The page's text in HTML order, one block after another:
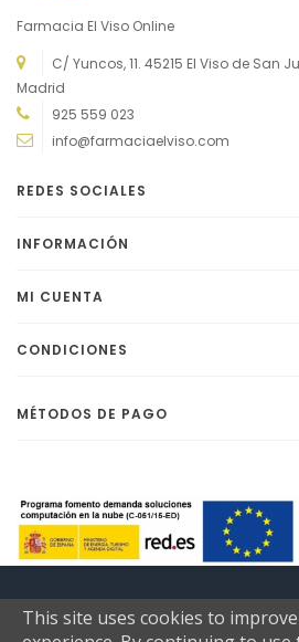
This site uses cookies to
Farmacia El Viso Online
C/ Yuncos, 11. 45215 El Viso de San
Madrid
925 559 023
info@farmaciaelviso.com
REDES SOCIALES
INFORMACIÓN
MI CUENTA
CONDICIONES
MÉTODOS DE PAGO
Copyright 2018 Farmacia el Viso